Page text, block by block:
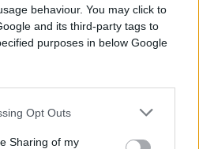
behaviour. You may click to
and its third-party tags to
purposes in below Google
Opt Outs
Sharing of my
preporučuje se da o
ne govorite previše
bi zavist mogla pokvariti
perioda.